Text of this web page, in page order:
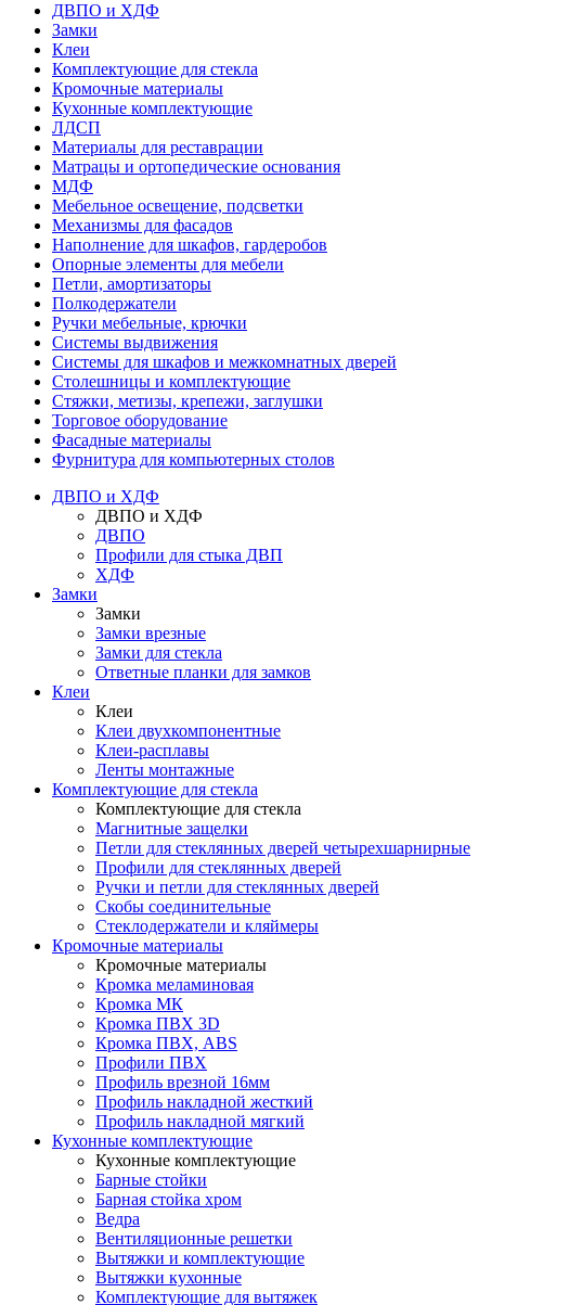
ДВПО и ХДФ
Замки
Клеи
Комплектующие для стекла
Кромочные материалы
Кухонные комплектующие
ЛДСП
Материалы для реставрации
Матрацы и ортопедические основания
МДФ
Мебельное освещение, подсветки
Механизмы для фасадов
Наполнение для шкафов, гардеробов
Опорные элементы для мебели
Петли, амортизаторы
Полкодержатели
Ручки мебельные, крючки
Системы выдвижения
Системы для шкафов и межкомнатных дверей
Столешницы и комплектующие
Стяжки, метизы, крепежи, заглушки
Торговое оборудование
Фасадные материалы
Фурнитура для компьютерных столов
ДВПО и ХДФ
ДВПО и ХДФ
ДВПО
Профили для стыка ДВП
ХДФ
Замки
Замки
Замки врезные
Замки для стекла
Ответные планки для замков
Клеи
Клеи
Клеи двухкомпонентные
Клеи-расплавы
Ленты монтажные
Комплектующие для стекла
Комплектующие для стекла
Магнитные защелки
Петли для стеклянных дверей четырехшарнирные
Профили для стеклянных дверей
Ручки и петли для стеклянных дверей
Скобы соединительные
Стеклодержатели и кляймеры
Кромочные материалы
Кромочные материалы
Кромка меламиновая
Кромка МК
Кромка ПВХ 3D
Кромка ПВХ, ABS
Профили ПВХ
Профиль врезной 16мм
Профиль накладной жесткий
Профиль накладной мягкий
Кухонные комплектующие
Кухонные комплектующие
Барные стойки
Барная стойка хром
Ведра
Вентиляционные решетки
Вытяжки и комплектующие
Вытяжки кухонные
Комплектующие для вытяжек